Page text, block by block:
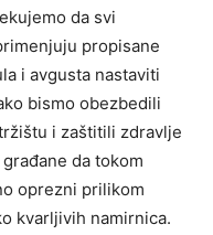
da svi
propisane
i avgusta nastaviti
bismo obezbedili
i zaštitili zdravlje
da tokom
oprezni prilikom
kvarljivih namirnica.